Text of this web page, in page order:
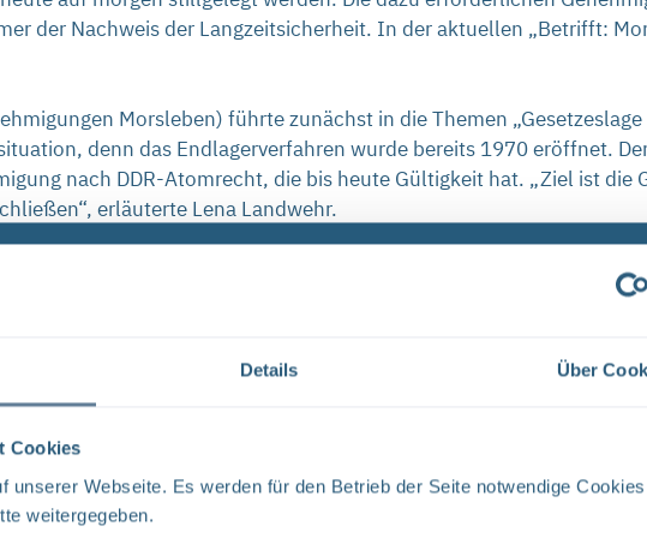
Details Über
Cookies
unserer Webseite. Es werden für den Betrieb der Seite notwendige
weitergegeben.
der Nachweis der Langzeitsicherheit. In der aktuellen „Betrifft:
Morsleben) führte zunächst in die Themen
denn das Endlagerverfahren wurde bereits 1970 eröffnet.
nach DDR-Atomrecht, die bis heute Gültigkeit hat. „Ziel ist die
erläuterte Lena Landwehr.
herausfordernd ist, verdeutlichte Lena Landwehr am Beispiel der
im übertägigen Kontrollbereich auffängt und in zwei
sichergestellt werden, dass Wasser, welches im übertägigen
Kanalisation und der Umwelt in Berührung kommt. Da seit
von Wässern im übertägigen Kontrollbereich praktisch
der speziellen Kanalisation. Die Genehmigung dazu wurde
Lena Landwehr verdeutlichte, denn für die Genehmigung spielen